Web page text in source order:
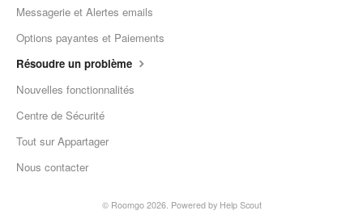
Messagerie et Alertes emails
Options payantes et Paiements
Résoudre un problème
Nouvelles fonctionnalités
Centre de Sécurité
Tout sur Appartager
Nous contacter
© Roomgo2026. Powered by Help Scout